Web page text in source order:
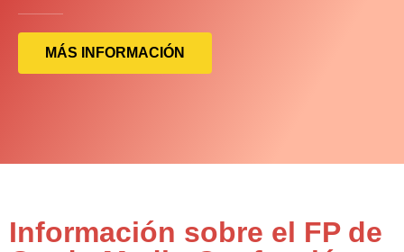
MÁS INFORMACIÓN
Información sobre el FP de